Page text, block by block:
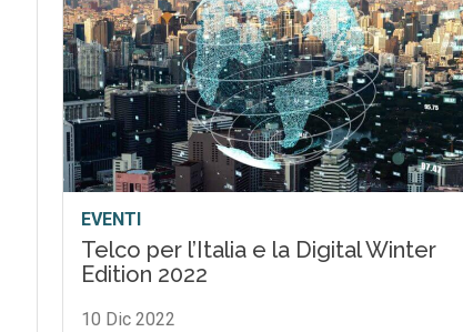
EVENTI
Telco per l’Italia e la Digital Winter
Edition 2022
10 Dic 2022